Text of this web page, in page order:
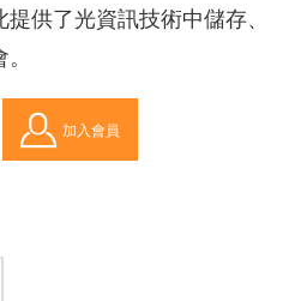
供了光資訊技術中儲存、
加入會員